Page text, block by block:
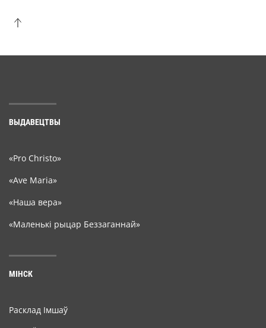
ВЫДАВЕЦТВЫ
«Pro Christo»
«Ave Maria»
«Наша вера»
«Маленькі рыцар Беззаганнай»
МІНСК
Расклад Імшаў